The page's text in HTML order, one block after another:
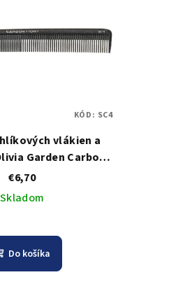
vlákien a
Garden Carbon
Comb SC4
€6,70
Skladom
Do košíka
KÓD: SC4